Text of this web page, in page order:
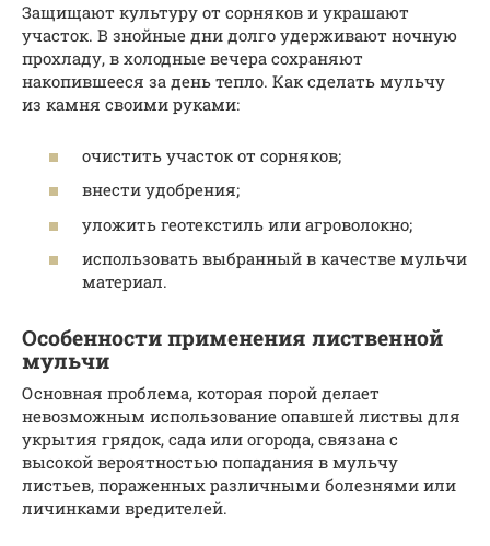
Защищают культуру от сорняков и украшают
участок. В знойные дни долго удерживают ночную
прохладу, в холодные вечера сохраняют
накопившееся за день тепло. Как сделать мульчу
из камня своими руками:
очистить участок от сорняков;
внести удобрения;
уложить геотекстиль или агроволокно;
использовать выбранный в качестве мульчи
материал.
Особенности применения лиственной
мульчи
Основная проблема, которая порой делает
невозможным использование опавшей листвы для
укрытия грядок, сада или огорода, связана с
высокой вероятностью попадания в мульчу
листьев, пораженных различными болезнями или
личинками вредителей.